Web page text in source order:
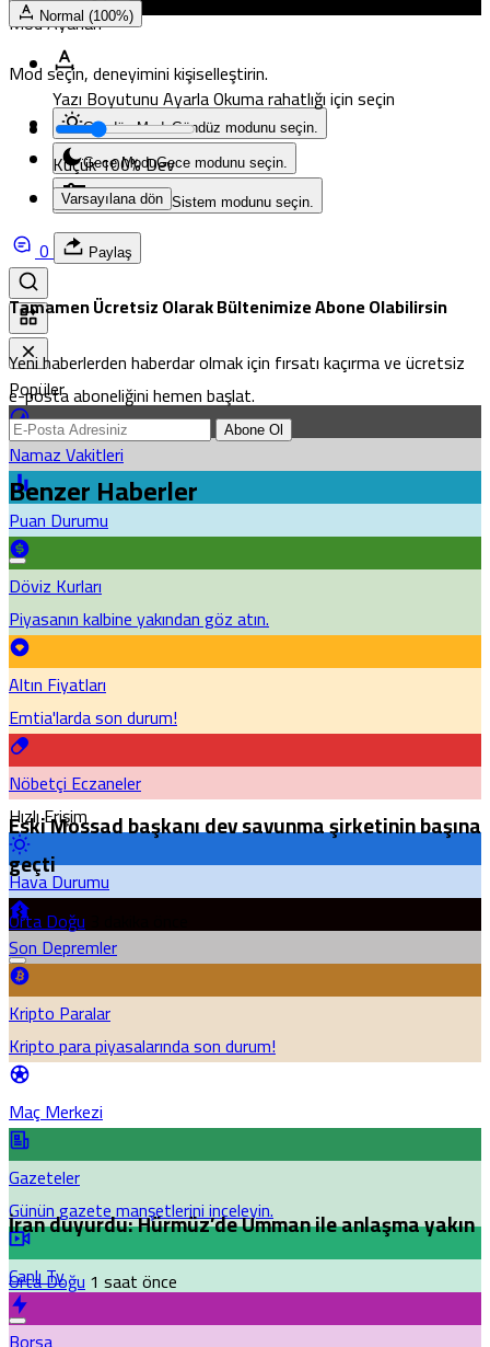
Mod Ayarları
Mod seçin, deneyimini kişiselleştirin.
Gündüz ModuGündüz modunu seçin.
Gece ModuGece modunu seçin.
Sistem Modu Sistem modunu seçin.
Popüler
Namaz Vakitleri
Puan Durumu
Döviz Kurları
Piyasanın kalbine yakından göz atın.
Altın Fiyatları
Emtia'larda son durum!
Nöbetçi Eczaneler
Hızlı Erişim
Hava Durumu
Son Depremler
Kripto Paralar
Kripto para piyasalarında son durum!
Maç Merkezi
Gazeteler
Günün gazete manşetlerini inceleyin.
Canlı Tv
Normal (100%)
Yazı Boyutunu AyarlaOkuma rahatlığı için seçin
Küçük100%Dev
Varsayılana dön
0 Paylaş
Tamamen Ücretsiz Olarak Bültenimize Abone Olabilirsin
Yeni haberlerden haberdar olmak için fırsatı kaçırma ve ücretsiz
e-posta aboneliğini hemen başlat.
Abone Ol
Benzer Haberler
Eski Mossad başkanı dev savunma şirketinin başına
geçti
Orta Doğu
İran duyurdu: Hürmüz’de Umman ile anlaşma yakın
Orta Doğu1 saat önce